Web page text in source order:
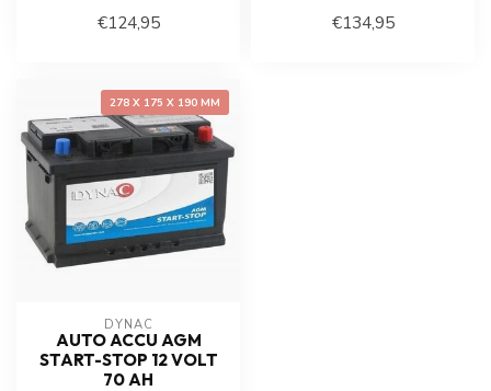
€124,95 €134,95
278 X 175 X 190 MM
DYNAC
AUTO ACCU AGM
START-STOP 12 VOLT
70 AH